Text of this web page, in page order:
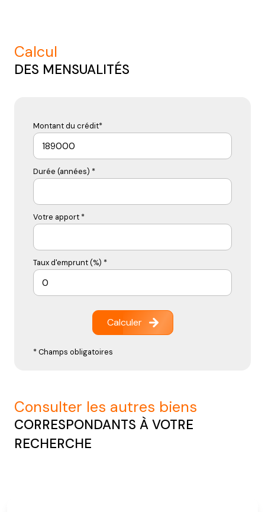
calcul
DES MENSUALITÉS
Montant du crédit*
Durée (années) *
Votre apport *
Taux d'emprunt (%) *
Calculer
* Champs obligatoires
consulter les autres biens
CORRESPONDANTS À VOTRE
RECHERCHE